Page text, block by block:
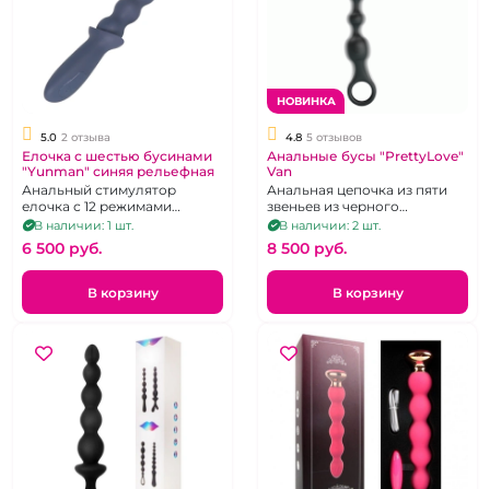
5.0 2 отзыва
Елочка с шестью бусинами
"Yunman" синяя рельефная
Анальный стимулятор
елочка с 12 режимами
вибрации
В наличии: 1 шт.
6 500 pуб.
В корзину
НОВИНКА
4.8 5 отзывов
Анальные бусы "PrettyLove"
Van
Анальная цепочка из пяти
звеньев из черного
силикона.
В наличии: 2 шт.
8 500 pуб.
В корзину